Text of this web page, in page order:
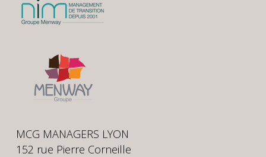
MCG MANAGERS LYON
152 rue Pierre Corneille